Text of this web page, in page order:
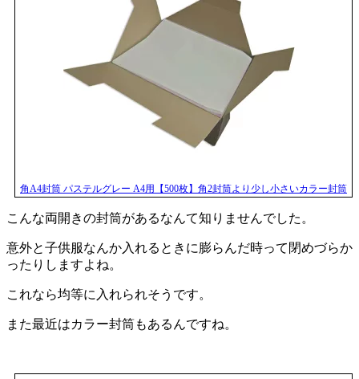
角A4封筒 パステルグレー A4用【500枚】角2封筒より少し小さいカラー封筒
こんな両開きの封筒があるなんて知りませんでした。
意外と子供服なんか入れるときに膨らんだ時って閉めづらか
ったりしますよね。
これなら均等に入れられそうです。
また最近はカラー封筒もあるんですね。